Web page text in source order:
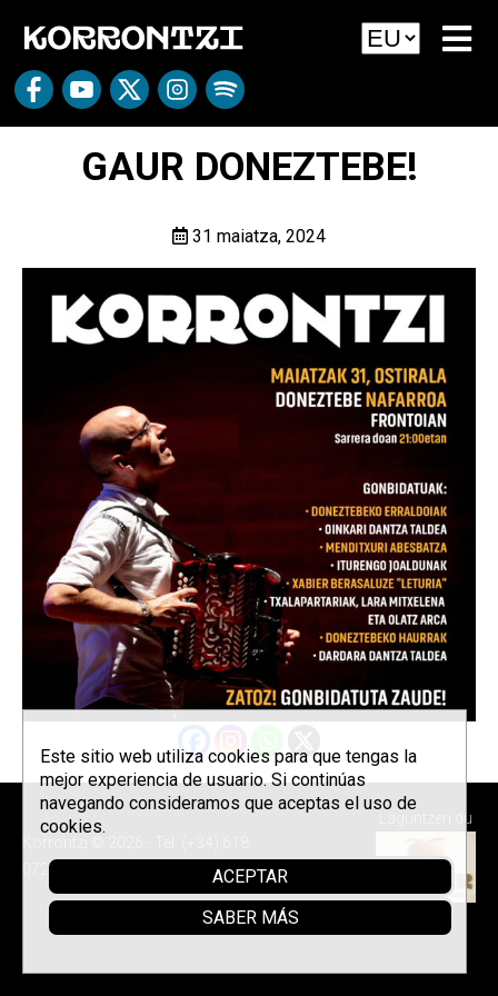
GAUR DONEZTEBE!
31 maiatza, 2024
072 076 -
Política de privacidad
Laguntzen du
Este sitio web utiliza cookies para que tengas la
mejor experiencia de usuario. Si continúas
navegando consideramos que aceptas el uso de
cookies.
ACEPTAR
SABER MÁS